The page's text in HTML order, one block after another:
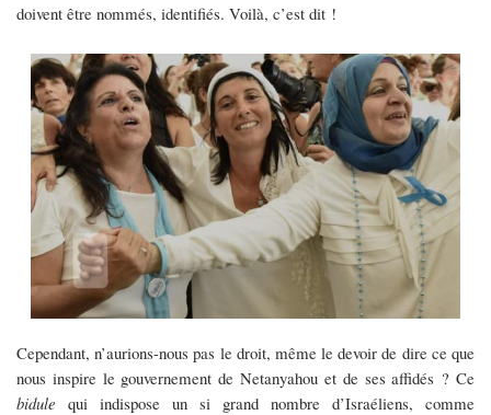
doivent être nommés, identifiés. Voilà, c’est dit !
Cependant, n’aurions-nous pas le droit, même le devoir de dire ce que
nous inspire le gouvernement de Netanyahou et de ses affidés ? Ce
bidule qui indispose un si grand nombre d’Israéliens, comme